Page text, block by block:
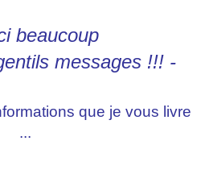
beaucoup
messages !!! -
que je vous livre
...